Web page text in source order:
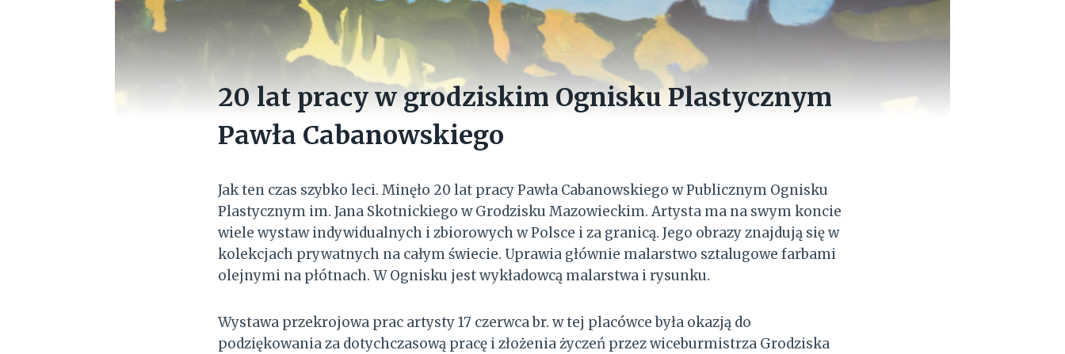
20 lat pracy w grodziskim Ognisku Plastycznym
Pawła Cabanowskiego
Jak ten czas szybko leci. Minęło 20 lat pracy Pawła Cabanowskiego w Publicznym Ognisku
Plastycznym im. Jana Skotnickiego w Grodzisku Mazowieckim. Artysta ma na swym koncie
wiele wystaw indywidualnych i zbiorowych w Polsce i za granicą. Jego obrazy znajdują się w
kolekcjach prywatnych na całym świecie. Uprawia głównie malarstwo sztalugowe farbami
olejnymi na płótnach. W Ognisku jest wykładowcą malarstwa i rysunku.
Wystawa przekrojowa prac artysty 17 czerwca br. w tej placówce była okazją do
podziękowania za dotychczasową pracę i złożenia życzeń przez wiceburmistrza Grodziska